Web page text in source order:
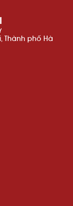
Thành phố Hà